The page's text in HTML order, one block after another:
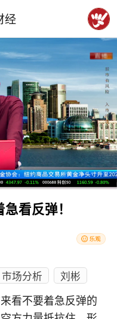
经
看反弹！
市场分析 刘彬
看不要着急反弹的